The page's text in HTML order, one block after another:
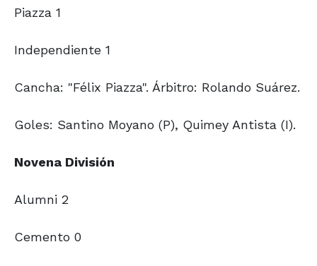
Piazza 1
Independiente 1
Cancha: "Félix Piazza". Árbitro: Rolando Suárez.
Goles: Santino Moyano (P), Quimey Antista (I).
Novena División
Alumni 2
Cemento 0